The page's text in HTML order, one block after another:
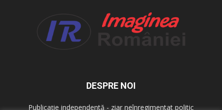
DESPRE NOI
Publicație independentă - ziar neînregimentat politic